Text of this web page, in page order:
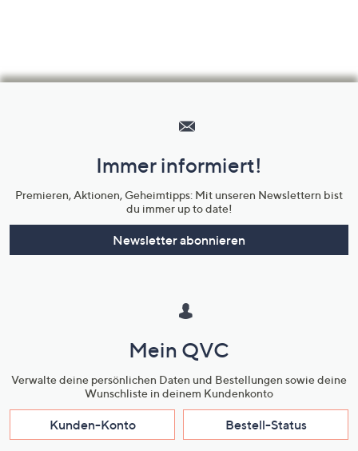
Unternehmensinformationen
Immer informiert!
Premieren, Aktionen, Geheimtipps: Mit unseren Newslettern bist
du immer up to date!
Newsletter abonnieren
Mein QVC
Verwalte deine persönlichen Daten und Bestellungen sowie deine
Wunschliste in deinem Kundenkonto
Kunden-Konto Bestell-Status